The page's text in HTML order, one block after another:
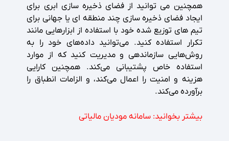
همچنین می توانید از فضای ذخیره سازی ابری برای
ایجاد فضای ذخیره سازی چند منطقه ای یا جهانی برای
تیم های توزیع شده خود با استفاده از ابزارهایی مانند
تکرار استفاده کنید. می‌توانید داده‌های خود را به
روش‌هایی سازماندهی و مدیریت کنید که از موارد
استفاده خاص پشتیبانی می‌کند. همچنین کارایی
هزینه و امنیت را اعمال می‌کند، و الزامات انطباق را
برآورده می‌کند.
بیشتر بخوانید:سامانه مودیان مالیاتی